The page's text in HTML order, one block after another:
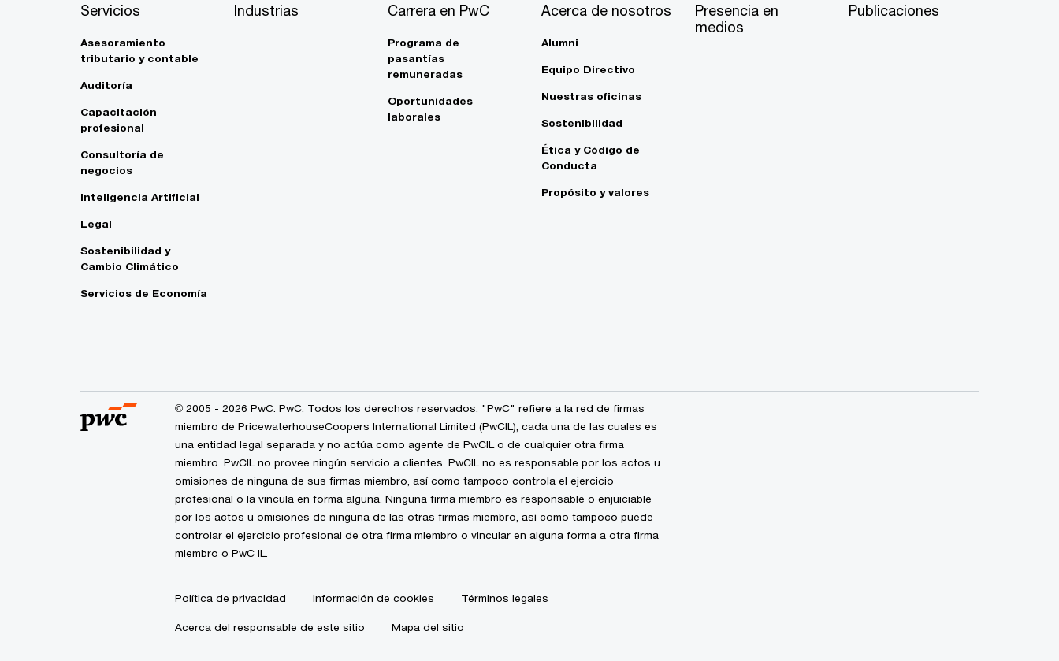
Servicios
Asesoramiento
tributario y contable
Auditoría
Capacitación
profesional
Consultoría de
negocios
Inteligencia Artificial
Legal
Sostenibilidad y
Cambio Climático
Servicios de Economía
Industrias Carrera en PwC
Programa de
pasantías
remuneradas
Oportunidades
laborales
Acerca de nosotros
Alumni
Equipo Directivo
Nuestras oficinas
Sostenibilidad
Ética y Código de
Conducta
Propósito y valores
Presencia en
medios
Publicaciones
© 2005 - 2026 PwC. PwC. Todos los derechos reservados. "PwC" refiere a la red de firmas
miembro de PricewaterhouseCoopers International Limited (PwCIL), cada una de las cuales es
una entidad legal separada y no actúa como agente de PwCIL o de cualquier otra firma
miembro. PwCIL no provee ningún servicio a clientes. PwCIL no es responsable por los actos u
omisiones de ninguna de sus firmas miembro, así como tampoco controla el ejercicio
profesional o la vincula en forma alguna. Ninguna firma miembro es responsable o enjuiciable
por los actos u omisiones de ninguna de las otras firmas miembro, así como tampoco puede
controlar el ejercicio profesional de otra firma miembro o vincular en alguna forma a otra firma
miembro o PwC IL.
Política de privacidad Información de cookies Términos legales
Acerca del responsable de este sitio Mapa del sitio